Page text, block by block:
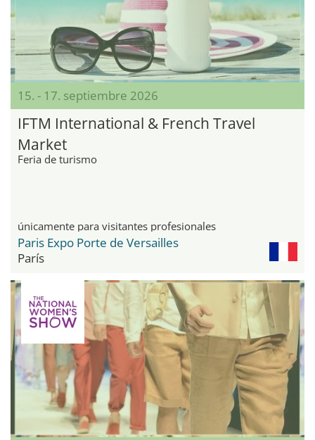
15. - 17. septiembre 2026
IFTM International & French Travel
Market
Feria de turismo
únicamente para visitantes profesionales
Paris Expo Porte de Versailles
París